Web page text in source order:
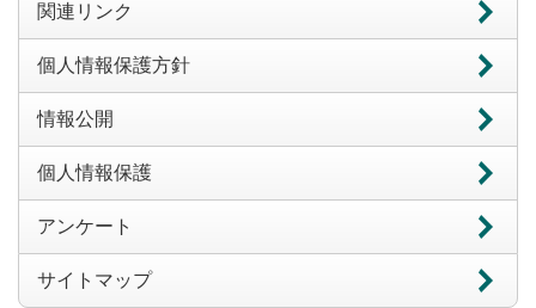
関連リンク
個人情報保護方針
情報公開
個人情報保護
アンケート
サイトマップ